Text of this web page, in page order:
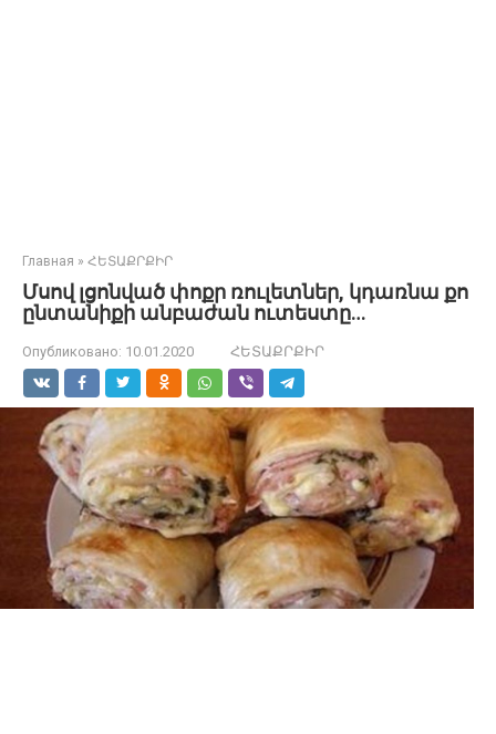
Главная » ՀԵՏԱՔՐՔԻՐ
Մսով լցոնված փոքր ռուլետներ, կդառնա քո
ընտանիքի անբաժան ուտեստը…
Опубликовано: 10.01.2020 ՀԵՏԱՔՐՔԻՐ